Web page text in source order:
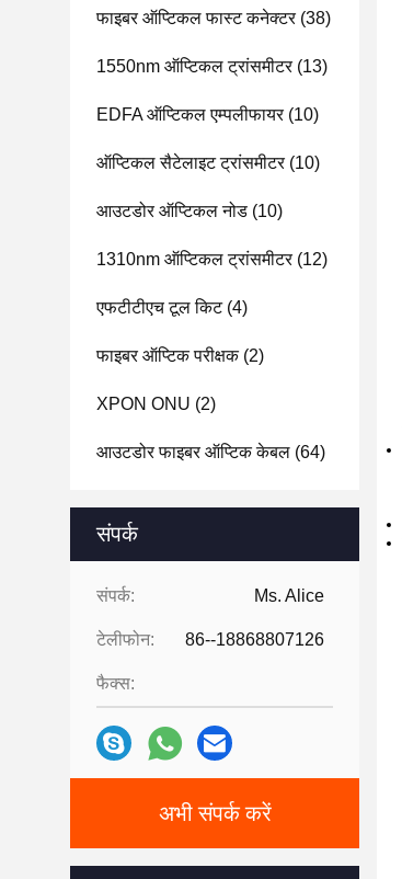
फाइबर ऑप्टिकल फास्ट कनेक्टर(38)
1550nm ऑप्टिकल ट्रांसमीटर(13)
EDFA ऑप्टिकल एम्पलीफायर(10)
ऑप्टिकल सैटेलाइट ट्रांसमीटर(10)
आउटडोर ऑप्टिकल नोड (10)
1310nm ऑप्टिकल ट्रांसमीटर(12)
एफटीटीएच टूल किट(4)
फाइबर ऑप्टिक परीक्षक(2)
XPON ONU (2)
आउटडोर फाइबर ऑप्टिक केबल (64)
संपर्क
संपर्क: Ms. Alice
टेलीफोन: 86--18868807126
फैक्स:
अभी संपर्क करें